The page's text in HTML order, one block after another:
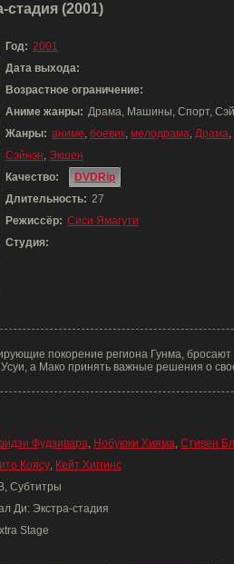
стадия (2001)
Год: 2001
Дата выхода:
Возрастное ограничение:
Аниме жанры: Драма, Машины, Спорт,
Жанры: аниме, боевик, мелодрама, Драма,
Сэйнэн, Экшен
Качество:
DVDRip
Длительность: 27
Режиссёр: Сиси Ямагути
Студия:
покорение региона Гунма,
а Мако принять важные решения о
Фудзивара, Нобуюки Хияма, Стивен
Коясу, Кейт Хиггинс
Субтитры
Ди: Экстра-стадия
Stage